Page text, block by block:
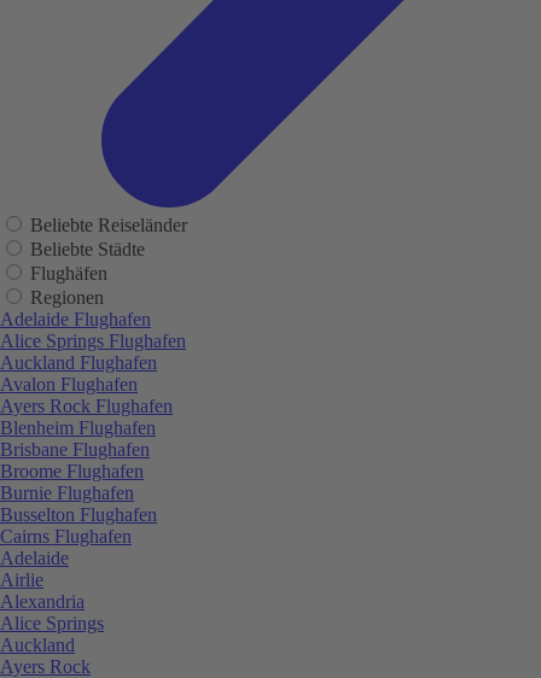
Beliebte Reiseländer
Beliebte Städte
Flughäfen
Regionen
Adelaide Flughafen
Alice Springs Flughafen
Auckland Flughafen
Avalon Flughafen
Ayers Rock Flughafen
Blenheim Flughafen
Brisbane Flughafen
Broome Flughafen
Burnie Flughafen
Busselton Flughafen
Cairns Flughafen
Adelaide
Airlie
Alexandria
Alice Springs
Auckland
Ayers Rock